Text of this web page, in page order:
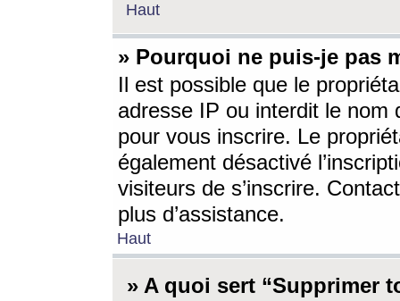
Haut
» Pourquoi ne puis-je pas
Il est possible que le
adresse IP ou interdit le nom
pour vous inscrire. Le
également désactivé
visiteurs de s’inscrire.
plus d’assistance.
Haut
» A quoi sert “Supprimer